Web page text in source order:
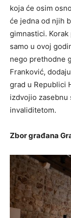
koja će osim
će jedna od njih
gimnastici.
samo u ovoj
nego prethodne
Franković,
grad u Republici
izdvojio zasebnu
invaliditetom.
Zbor građana